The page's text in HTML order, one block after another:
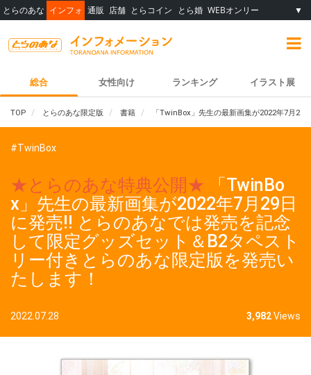
とらのあな インフォ 通販 店舗 とらコイン とら婚 WEBオンリー ▼
総合 女性向け ランキング イラスト展
TOP とらのあな限定版 書籍 「TwinBox」先生の最新画集が2022年7月29
#TwinBox
★とらのあな特典公開★ 「TwinBo
x」先生の最新画集が2022年7月29日
に発売!! とらのあなでは発売を記念
して限定グッズセット＆B2タペスト
リー付きとらのあな限定版を発売い
たします！
2022.07.28 3,982Views